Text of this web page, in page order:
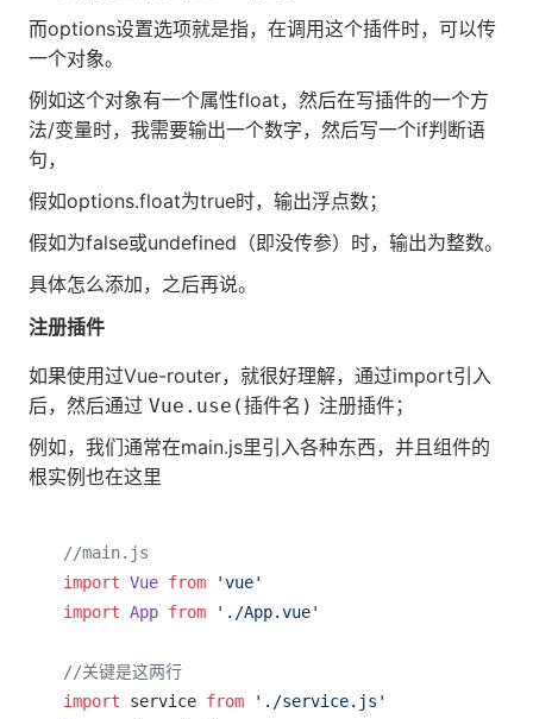
而options设置选项就是指，在调用这个插件时，可以传
一个对象。
例如这个对象有一个属性float，然后在写插件的一个方
法/变量时，我需要输出一个数字，然后写一个if判断语
句，
假如options.float为true时，输出浮点数；
假如为false或undefined（即没传参）时，输出为整数。
具体怎么添加，之后再说。
注册插件
如果使用过Vue-router，就很好理解，通过import引入
后，然后通过 Vue.use(插件名) 注册插件；
例如，我们通常在main.js里引入各种东西，并且组件的
根实例也在这里
//main.js
import Vue from
'vue'
import App from './App.vue'
//关键是这两行
import service from
'./service.js'